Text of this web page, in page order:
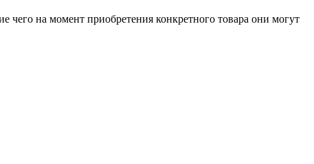
чего на момент приобретения конкретного товара они могут